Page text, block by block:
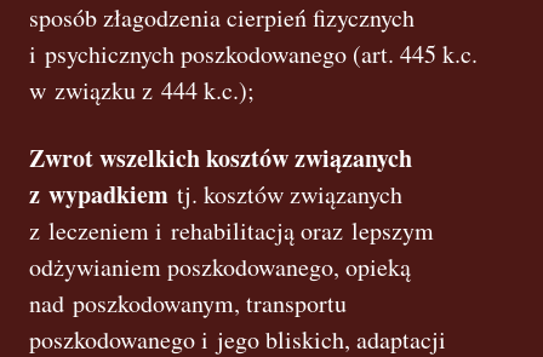
sposób złagodzenia cierpień fizycznych
i psychicznych poszkodowanego (art. 445 k.c.
w związku z 444 k.c.);
Zwrot wszelkich kosztów związanych
z wypadkiem tj. kosztów związanych
z leczeniem i rehabilitacją oraz lepszym
odżywianiem poszkodowanego, opieką
nad poszkodowanym, transportu
poszkodowanego i jego bliskich, adaptacji